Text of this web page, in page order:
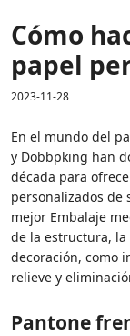
Cómo
papel
2023-11-28
En el mundo del
y Dobbpking han
década para
personalizados de
mejor Embalaje
de la estructura,
decoración, como
relieve y
Pantone